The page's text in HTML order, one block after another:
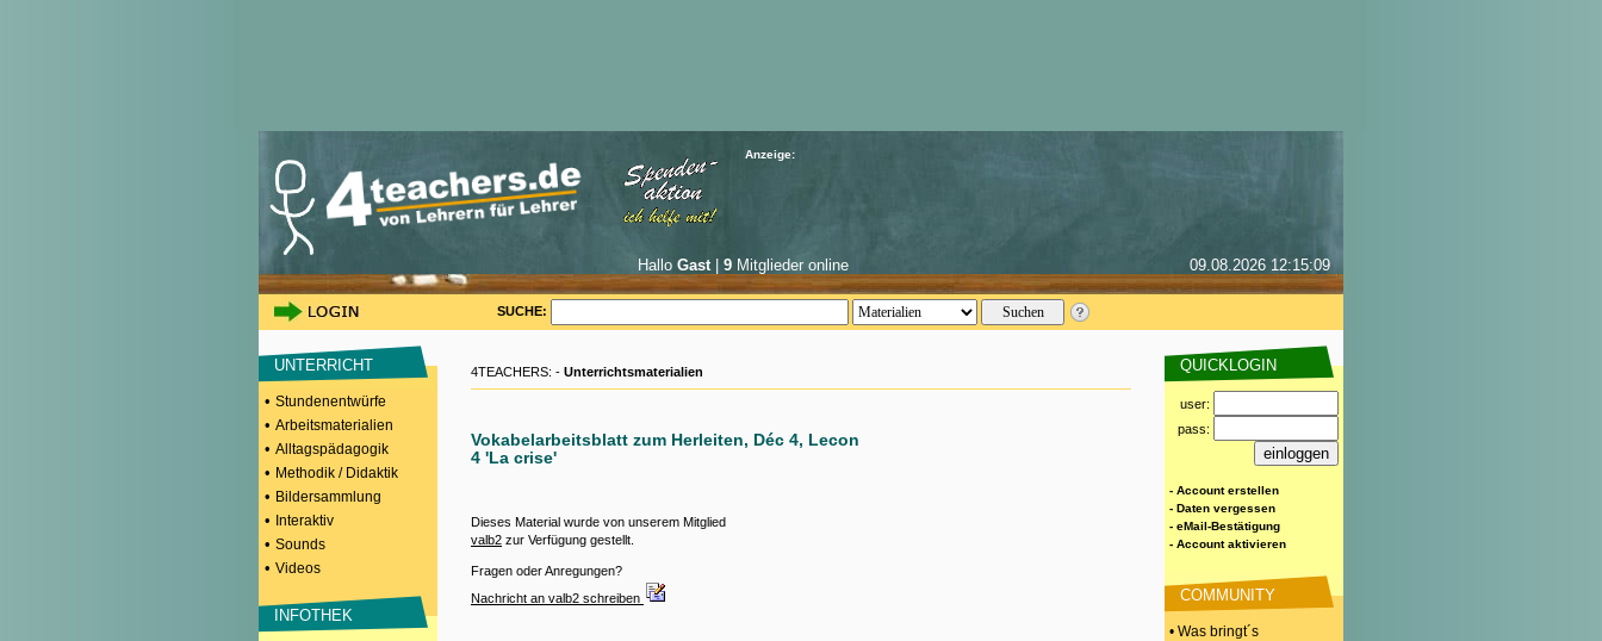
Anzeige:
Hallo Gast| 9Mitglieder online 09.08.2026 12:15:09
SUCHE:
UNTERRICHT
• Stundenentwürfe
• Arbeitsmaterialien
• Alltagspädagogik
• Methodik / Didaktik
• Bildersammlung
• Interaktiv
• Sounds
• Videos
INFOTHEK
4TEACHERS: - Unterrichtsmaterialien
Vokabelarbeitsblatt zum Herleiten, Déc 4, Lecon
4 'La crise'
Dieses Material wurde von unserem Mitglied
valb2 zur Verfügung gestellt.
Fragen oder Anregungen?
Nachricht an valb2 schreiben
QUICKLOGIN
user:
pass:
- Account erstellen
- Daten vergessen
- eMail-Bestätigung
- Account aktivieren
COMMUNITY
• Was bringt´s